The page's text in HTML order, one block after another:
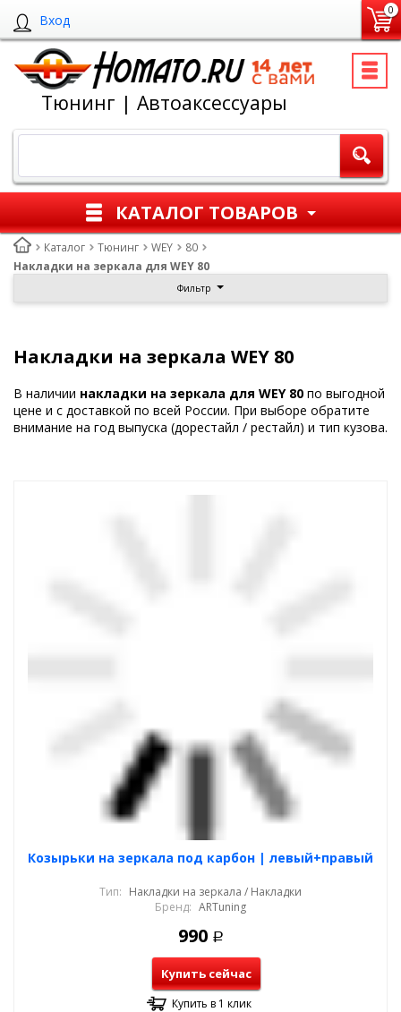
Вход
0
Тюнинг | Автоаксессуары
КАТАЛОГ ТОВАРОВ
Каталог Тюнинг WEY
80
Накладки на зеркала для WEY 80
Фильтр
Накладки на зеркала WEY 80
В наличии накладки на зеркала для WEY 80 по выгодной
цене и с доставкой по всей России. При выборе обратите
внимание на год выпуска (дорестайл / рестайл) и тип кузова.
Козырьки на зеркала под карбон | левый+правый
Тип: Накладки на зеркала / Накладки
Бренд: ARTuning
990 Р
Купить сейчас
Купить в 1 клик